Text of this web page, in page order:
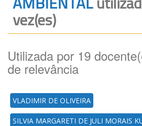
vez(es)
Utilizada por 19
de relevância
VLADIMIR DE OLIVEIRA
SILVIA MARGARETI DE JULI MORAIS